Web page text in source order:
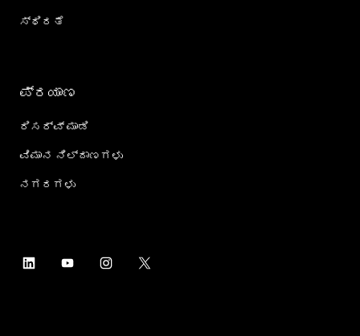
ಸ್ಥಿರತೆ
ಪ್ರಯಾಣ
ರಿಸರ್ವ್ ಮಾಡಿ
ವಿಮಾನ ನಿಲ್ದಾಣಗಳು
ನಗರಗಳು